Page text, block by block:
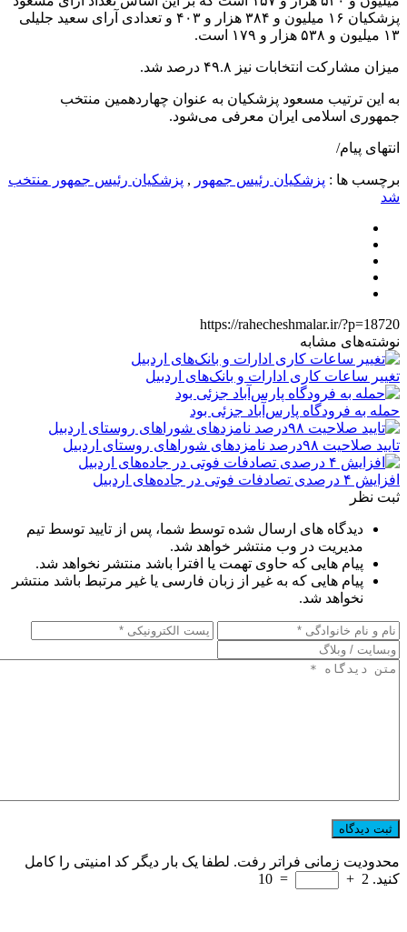
پزشکیان ۱۶ میلیون و ۳۸۴ هزار و ۴۰۳ و ‏تعدادی آرای سعید جلیلی
۱۳ میلیون و ۵۳۸ هزار و ۱۷۹ است.
میزان مشارکت انتخابات نیز ۴۹.۸ درصد شد.
به این ترتیب مسعود پزشکیان به عنوان چهاردهمین منتخب
جمهوری اسلامی ایران معرفی می‌شود.
انتهای پیام/
برچسب ها : پزشکیان رئیس جمهور , پزشکیان رئیس جمهور منتخب
شد
https://rahecheshmalar.ir/?p=18720
نوشته‌های مشابه
تغییر ساعات کاری ادارات و بانک‌های اردبیل
حمله به فرودگاه پارس‌‌آباد جزئی بود
تایید صلاحیت ۹۸درصد نامزدهای شوراهای روستای اردبیل
افزایش ۴ درصدی تصادفات فوتی در جاده‌های اردبیل
ثبت نظر
دیدگاه های ارسال شده توسط شما، پس از تایید توسط تیم
مدیریت در وب منتشر خواهد شد.
پیام هایی که حاوی تهمت یا افترا باشد منتشر نخواهد شد.
پیام هایی که به غیر از زبان فارسی یا غیر مرتبط باشد منتشر
نخواهد شد.
محدودیت زمانی فراتر رفت. لطفا یک بار دیگر کد امنیتی را کامل
کنید. 2
+
=
10